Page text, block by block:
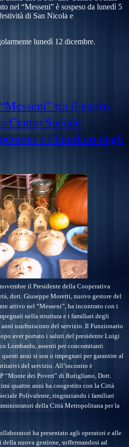
nel “Messeni” è sospeso da lunedì 5
di San Nicola e
lunedì 12 dicembre.
tra il nuovo
Centro Sociale
e i familiari degli
il Presidente della Cooperativa
dott. Giuseppe Moretti, nuovo gestore del
attivo nel “Messeni”, ha incontrato con i
nella struttura e i familiari degli
usufruiscono del servizio. Il Funzionario
aver portato i saluti del presidente Luigi
Lombardo, assenti per concomitanti
anni si son o impegnati per garantire al
del servizio. All’incontro è
“Monte dei Poveri” di Rutigliano, Dott.
quattro anni ha coogestito con la Città
Polivalente, ringraziando i familiari
della Città Metropolitana per la
ha presentato agli operatori e alle
nuova gestione, soffermandosi ad